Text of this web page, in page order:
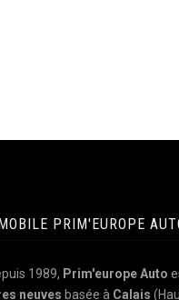
PRIM'EUROPE
1989, Prim'europe Auto
neuves basée à Calais